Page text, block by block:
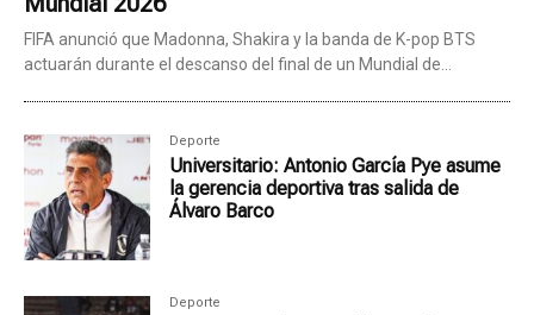
FIFA anunció que Madonna, Shakira y la banda de K-pop BTS
actuarán durante el descanso del final de un Mundial de...
Deporte
Universitario: Antonio García Pye asume
la gerencia deportiva tras salida de
Álvaro Barco
Deporte